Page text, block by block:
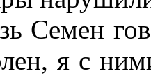
Семен
я с